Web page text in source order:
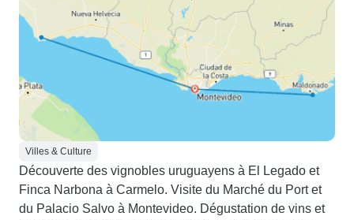
Villes & Culture
Découverte des vignobles uruguayens à El Legado et
Finca Narbona à Carmelo. Visite du Marché du Port et
du Palacio Salvo à Montevideo. Dégustation de vins et